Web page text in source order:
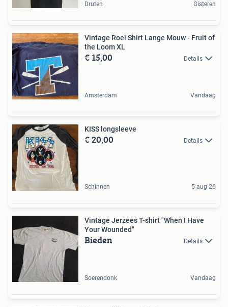
Druten Gisteren
Vintage Roei Shirt Lange Mouw - Fruit of
the Loom XL
€ 15,00 Details
Amsterdam Vandaag
KISS longsleeve
€ 20,00 Details
Schinnen 5 aug 26
Vintage Jerzees T-shirt "When I Have
Your Wounded"
Bieden Details
Soerendonk Vandaag